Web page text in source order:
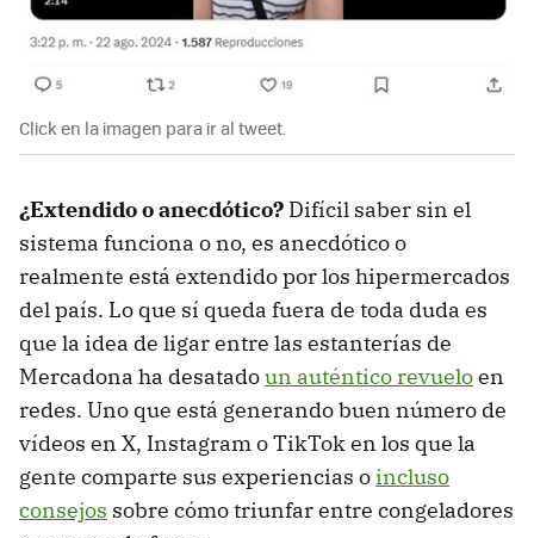
Click en la imagen para ir al tweet.
¿Extendido o anecdótico? Difícil saber sin el
sistema funciona o no, es anecdótico o
realmente está extendido por los hipermercados
del país. Lo que sí queda fuera de toda duda es
que la idea de ligar entre las estanterías de
Mercadona ha desatadoun auténtico revueloen
redes. Uno que está generando buen número de
vídeos en X, Instagram o TikTok en los que la
gente comparte sus experiencias oincluso
consejos sobre cómo triunfar entre congeladores